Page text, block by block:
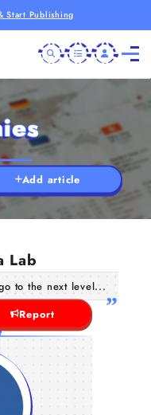
Start Publishing
Add article
Lab
to the next level...
Report